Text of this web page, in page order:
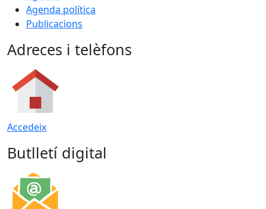
Agenda política
Publicacions
Adreces i telèfons
Accedeix
Butlletí digital